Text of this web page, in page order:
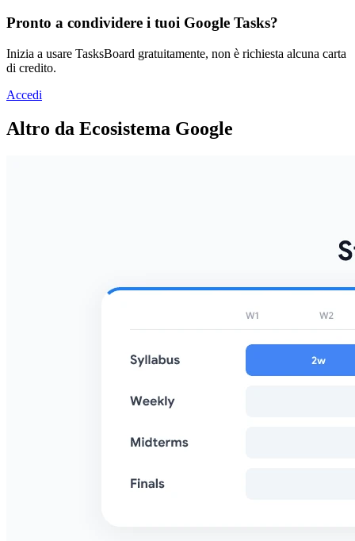
Pronto a condividere i tuoi Google Tasks?
Inizia a usare TasksBoard gratuitamente, non è richiesta alcuna carta
di credito.
Accedi
Altro da Ecosistema Google